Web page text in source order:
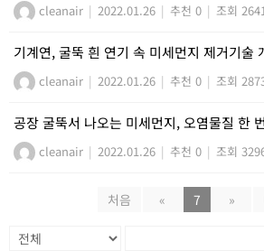
cleanair | 2022.01.26 | 추천 0 | 조회
기계연, 굴뚝 흰 연기 속 미세먼지 제거기술
cleanair | 2022.01.26 | 추천 0 | 조회
공장 굴뚝서 나오는 미세먼지, 오염물질 한
cleanair | 2022.01.26 | 추천 0 | 조회
처음 « 7 »